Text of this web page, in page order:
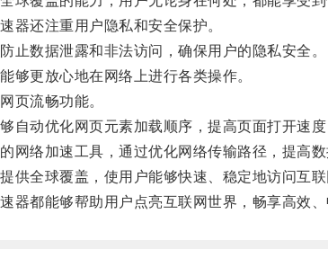
还注重用户隐私和安全保护。
数据泄露和非法访问，确保用户的隐私安全。
更放心地在网络上进行各类操作。
流畅功能。
动优化网页元素加载顺序，提高页面打开速度
络加速工具，通过优化网络传输路径，提高数
全球覆盖，使用户能够快速、稳定地访问互联
都能够帮助用户点亮互联网世界，畅享高效、